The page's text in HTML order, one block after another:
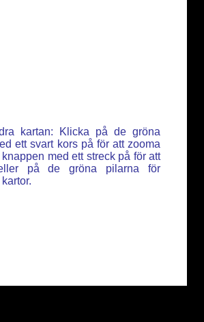
kartan: Klicka på de gröna
ett svart kors på för att zooma
med ett streck på för att
på de gröna pilarna för